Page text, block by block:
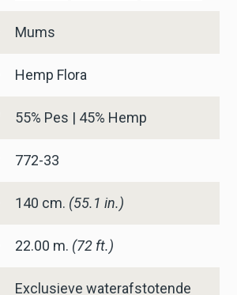
Mums
Hemp Flora
55% Pes | 45% Hemp
772-33
140 cm. (55.1 in.)
22.00 m. (72 ft.)
Exclusieve waterafstotende